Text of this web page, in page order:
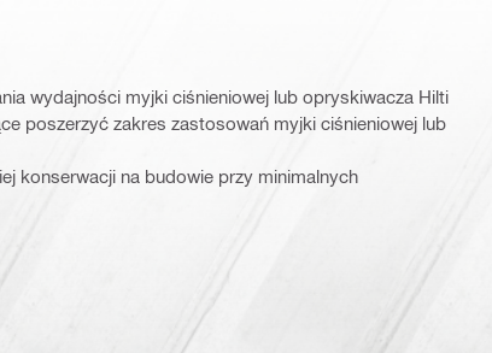
wydajności myjki ciśnieniowej lub opryskiwacza Hilti
poszerzyć zakres zastosowań myjki ciśnieniowej lub
konserwacji na budowie przy minimalnych